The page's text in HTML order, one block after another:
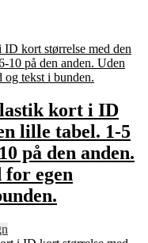
kort i ID
lille tabel. 1-5
på den anden.
egen